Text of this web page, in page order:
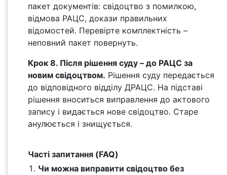
пакет документів: свідоцтво з помилкою,
відмова РАЦС, докази правильних
відомостей. Перевірте комплектність –
неповний пакет повернуть.
Крок 8. Після рішення суду – до РАЦС за
новим свідоцтвом. Рішення суду передається
до відповідного відділу ДРАЦС. На підставі
рішення вноситься виправлення до актового
запису і видається нове свідоцтво. Старе
анулюється і знищується.
Часті запитання (FAQ)
Чи можна виправити свідоцтво без